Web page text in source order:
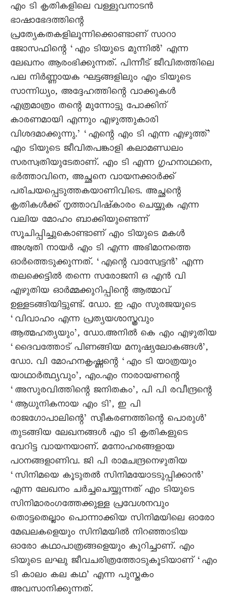
എം ടി കൃതികളിലെ വള്ളുവനാടൻ
ഭാഷാഭേദത്തിന്റെ
പ്രത്യേകതകളിലൂന്നിക്കൊണ്ടാണ് സാറാ
ജോസഫിന്റെ ‘എം ടിയുടെ മുന്നിൽ’ എന്ന
ലേഖനം ആരംഭിക്കുന്നത്. പിന്നീട് ജീവിതത്തിലെ
പല നിർണ്ണായക ഘട്ടങ്ങളിലും എം ടിയുടെ
സാന്നിധ്യം, അദ്ദേഹത്തിന്റെ വാക്കുകൾ
എത്രമാത്രം തന്റെ മുന്നോട്ടു പോക്കിന്
കാരണമായി എന്നും എഴുത്തുകാരി
വിശദമാക്കുന്നു.’ ‘എന്റെ എം ടി എന്ന എഴുത്ത്’
എം ടിയുടെ ജീവിതപങ്കാളി കലാമണ്ഡലം
സരസ്വതിയുടേതാണ്. എം ടി എന്ന ഗൃഹനാഥനെ,
ഭർത്താവിനെ, അച്ഛനെ വായനക്കാർക്ക്
പരിചയപ്പെടുത്തകയാണിവിടെ. അച്ഛന്റെ
കൃതികൾക്ക് നൃത്താവിഷ്‌കാരം ചെയ്യുക എന്ന
വലിയ മോഹം ബാക്കിയുണ്ടെന്ന്
സൂചിപ്പിച്ചുകൊണ്ടാണ് എം ടിയുടെ മകൾ
അശ്വതി നായർ എം ടി എന്ന അഭിമാനത്തെ
ഓർത്തെടുക്കുന്നത്. ‘എന്റെ വാസ്വേട്ടൻ’ എന്ന
തലക്കെട്ടിൽ തന്നെ സരോജനി ഒ എൻ വി
എഴുതിയ ഓർമ്മക്കുറിപ്പിന്റെ ആത്മാവ്
ഉള്ളടങ്ങിയിട്ടുണ്ട്. ഡോ. ഇ എം സുരജയുടെ
‘വിവാഹം എന്ന പ്രത്യയശാസ്ത്രവും
ആത്മഹത്യയും’, ഡോ.അനിൽ കെ എം എഴുതിയ
‘ദൈവത്തോട് പിണങ്ങിയ മനുഷ്യലോകങ്ങൾ’,
ഡോ. വി മോഹനകൃഷ്ണന്റെ ‘എം ടി യാത്രയും
യാഥാർത്ഥ്യവും’, എം.എം നാരായണന്റെ
‘അസുരവിത്തിന്റെ ജനിതകം’, പി പി രവീന്ദ്രന്റെ
‘ആധുനികനായ എം ടി’, ഇ പി
രാജഗോപാലിന്റെ’ സ്വീകരണത്തിന്റെ പൊരുൾ’
തുടങ്ങിയ ലേഖനങ്ങൾ എം ടി കൃതികളുടെ
വേറിട്ട വായനയാണ്. മനോഹരങ്ങളായ
പഠനങ്ങളാണിവ. ജി പി രാമചന്ദ്രനെഴുതിയ
‘സിനിമയെ കൂടുതൽ സിനിമയോടടുപ്പിക്കാൻ’
എന്ന ലേഖനം ചർച്ചചെയ്യുന്നത് എം ടിയുടെ
സിനിമാരംഗത്തേക്കുള്ള പ്രവേശനവും
തൊട്ടതെല്ലാം പൊന്നാക്കിയ സിനിമയിലെ ഓരോ
മേഖലകളെയും സിനിമയിൽ നിറഞ്ഞാടിയ
ഓരോ കഥാപാത്രങ്ങളെയും കുറിച്ചാണ്. എം
ടിയുടെ ലഘു ജീവചരിത്രത്തോടുകൂടിയാണ് ‘എം
ടി കാലം കല കഥ’ എന്ന പുസ്തകം
അവസാനിക്കുന്നത്.